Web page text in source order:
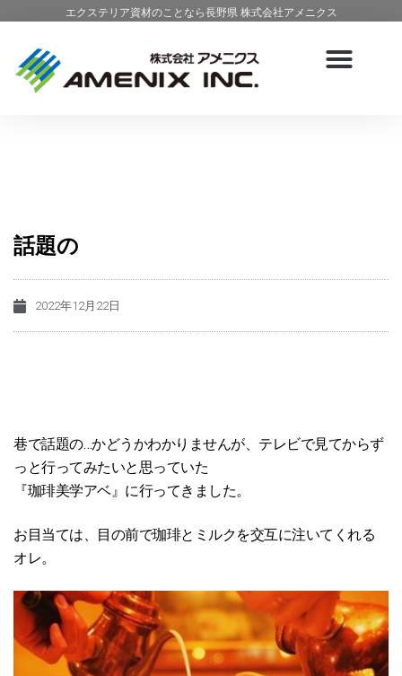
エクステリア資材のことなら長野県 株式会社アメニクス
話題の
2022年12月22日
巷で話題の…かどうかわかりませんが、テレビで見てからず
っと行ってみたいと思っていた
『珈琲美学アベ』に行ってきました。
お目当ては、目の前で珈琲とミルクを交互に注いてくれる
オレ。